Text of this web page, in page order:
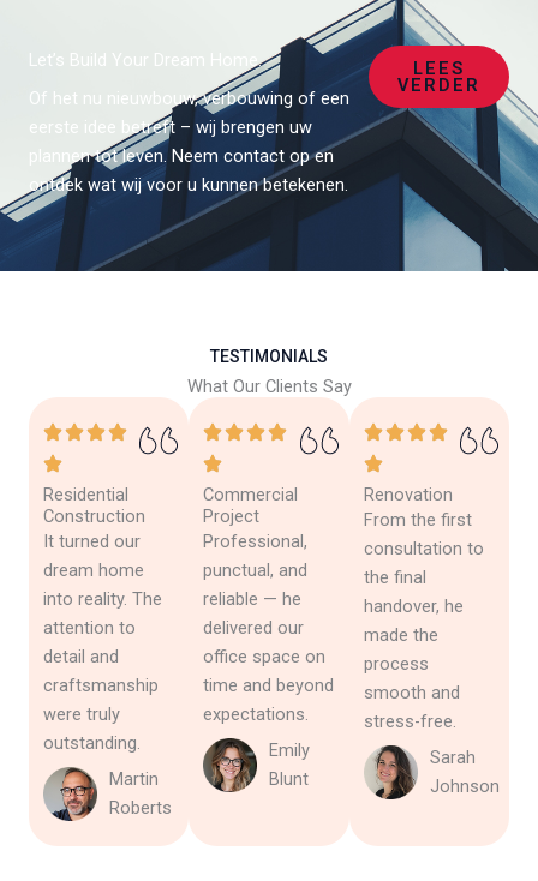
Let’s Build Your Dream Home.
Of het nu nieuwbouw, verbouwing of een
eerste idee betreft – wij brengen uw
plannen tot leven. Neem contact op en
ontdek wat wij voor u kunnen betekenen.
LEES
VERDER
TESTIMONIALS
What Our Clients Say
Residential
Construction
It turned our
dream home
into reality. The
attention to
detail and
craftsmanship
were truly
outstanding.
Martin
Roberts
Commercial
Project
Professional,
punctual, and
reliable — he
delivered our
office space on
time and beyond
expectations.
Emily
Blunt
Renovation
From the first
consultation to
the final
handover, he
made the
process
smooth and
stress-free.
Sarah
Johnson